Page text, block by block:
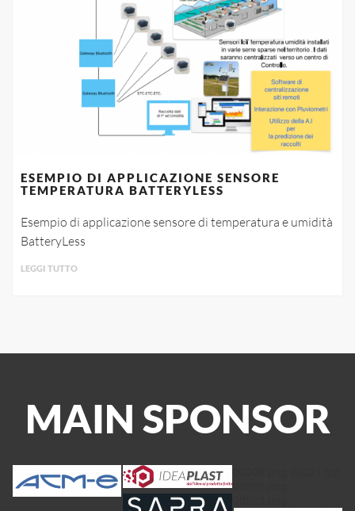
ESEMPIO DI APPLICAZIONE SENSORE
TEMPERATURA BATTERYLESS
Esempio di applicazione sensore di temperatura e umidità
BatteryLess
LEGGI TUTTO
MAIN SPONSOR